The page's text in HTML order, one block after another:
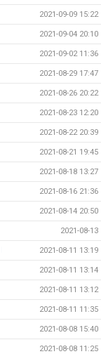
2021-09-09 15:22
2021-09-04 20:10
2021-09-02 11:36
2021-08-29 17:47
2021-08-26 20:22
2021-08-23 12:20
2021-08-22 20:39
2021-08-21 19:45
2021-08-18 13:27
2021-08-16 21:36
2021-08-14 20:50
2021-08-13
2021-08-11 13:19
2021-08-11 13:14
2021-08-11 13:12
2021-08-11 11:35
2021-08-08 15:40
2021-08-08 11:25